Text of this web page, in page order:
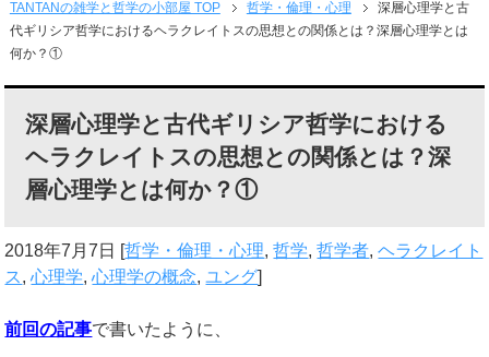
TANTANの雑学と哲学の小部屋 TOP 哲学・倫理・心理
深層心理学と古
代ギリシア哲学におけるヘラクレイトスの思想との関係とは？深層心理学とは
何か？①
深層心理学と古代ギリシア哲学における
ヘラクレイトスの思想との関係とは？深
層心理学とは何か？①
2018年7月7日 [哲学・倫理・心理,哲学,哲学者,ヘラクレイト
ス,心理学,心理学の概念,ユング]
前回の記事で書いたように、